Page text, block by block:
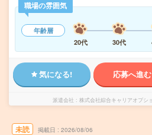
職場の雰囲気
年齢層
20代
30代
気になる! 応募へ進む
派遣会社 株式会社綜合キャリアオプシ
未読 掲載日 2026/08/06